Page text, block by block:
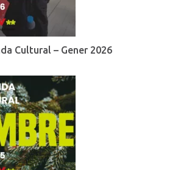
Cultural – Gener 2026